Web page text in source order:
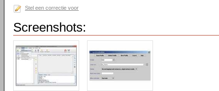
Stel een correctie voor
Screenshots: